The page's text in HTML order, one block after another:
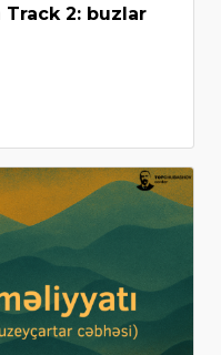
Track 2: buzlar